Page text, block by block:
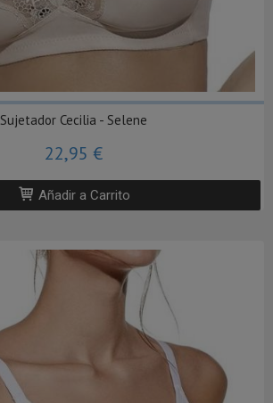
Sujetador Cecilia - Selene
22,95 €
Añadir a Carrito